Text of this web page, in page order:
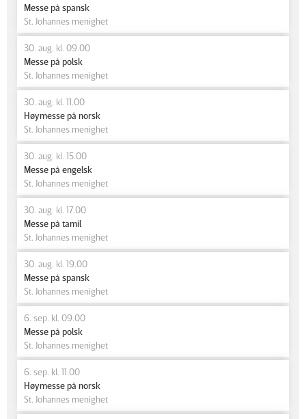
Messe på spansk
St. Johannes menighet
30. aug. kl. 09.00
Messe på polsk
St. Johannes menighet
30. aug. kl. 11.00
Høymesse på norsk
St. Johannes menighet
30. aug. kl. 15.00
Messe på engelsk
St. Johannes menighet
30. aug. kl. 17.00
Messe på tamil
St. Johannes menighet
30. aug. kl. 19.00
Messe på spansk
St. Johannes menighet
6. sep. kl. 09.00
Messe på polsk
St. Johannes menighet
6. sep. kl. 11.00
Høymesse på norsk
St. Johannes menighet